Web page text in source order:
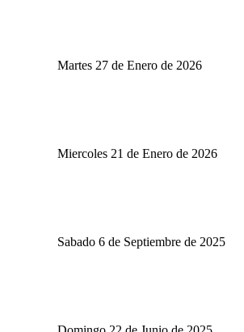
Martes 27 de Enero de 2026
Miercoles 21 de Enero de 2026
Sabado 6 de Septiembre de 2025